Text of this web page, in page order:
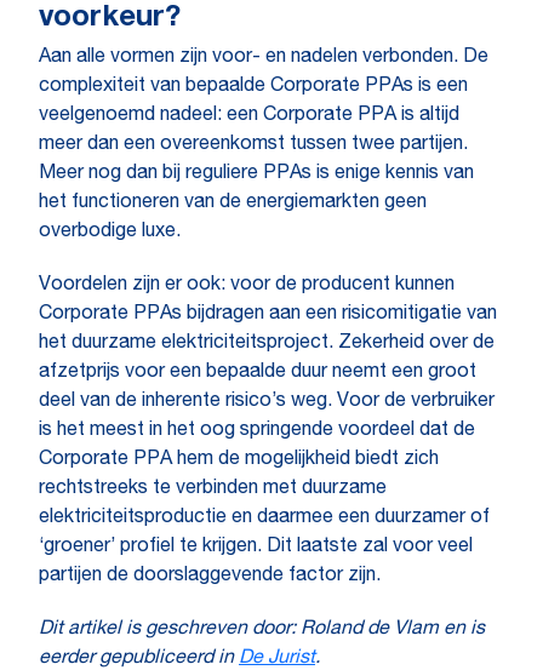
voorkeur?
Aan alle vormen zijn voor- en nadelen verbonden. De
complexiteit van bepaalde Corporate PPAs is een
veelgenoemd nadeel: een Corporate PPA is altijd
meer dan een overeenkomst tussen twee partijen.
Meer nog dan bij reguliere PPAs is enige kennis van
het functioneren van de energiemarkten geen
overbodige luxe.
Voordelen zijn er ook: voor de producent kunnen
Corporate PPAs bijdragen aan een risicomitigatie van
het duurzame elektriciteitsproject. Zekerheid over de
afzetprijs voor een bepaalde duur neemt een groot
deel van de inherente risico’s weg. Voor de verbruiker
is het meest in het oog springende voordeel dat de
Corporate PPA hem de mogelijkheid biedt zich
rechtstreeks te verbinden met duurzame
elektriciteitsproductie en daarmee een duurzamer of
‘groener’ profiel te krijgen. Dit laatste zal voor veel
partijen de doorslaggevende factor zijn.
Dit artikel is geschreven door: Roland de Vlam en is
eerder gepubliceerd in De Jurist.